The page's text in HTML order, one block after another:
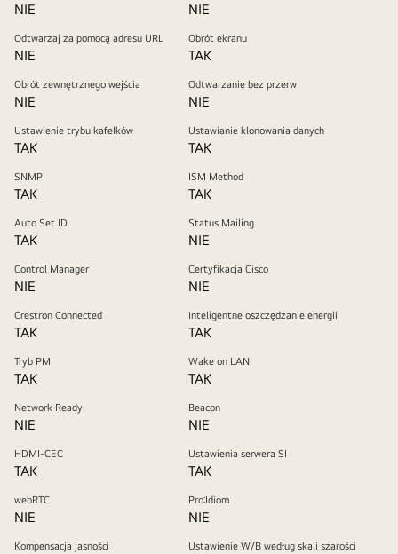
NIE NIE
Odtwarzaj za pomocą adresu URL
NIE
Obrót ekranu
TAK
Obrót zewnętrznego wejścia
NIE
Odtwarzanie bez przerw
NIE
Ustawienie trybu kafelków
TAK
Ustawianie klonowania danych
TAK
SNMP
TAK
ISM Method
TAK
Auto Set ID
TAK
Status Mailing
NIE
Control Manager
NIE
Certyfikacja Cisco
NIE
Crestron Connected
TAK
Inteligentne oszczędzanie energii
TAK
Tryb PM
TAK
Wake on LAN
TAK
Network Ready
NIE
Beacon
NIE
HDMI-CEC
TAK
Ustawienia serwera SI
TAK
webRTC
NIE
Pro:Idiom
NIE
Kompensacja jasności Ustawienie W/B według skali szarości